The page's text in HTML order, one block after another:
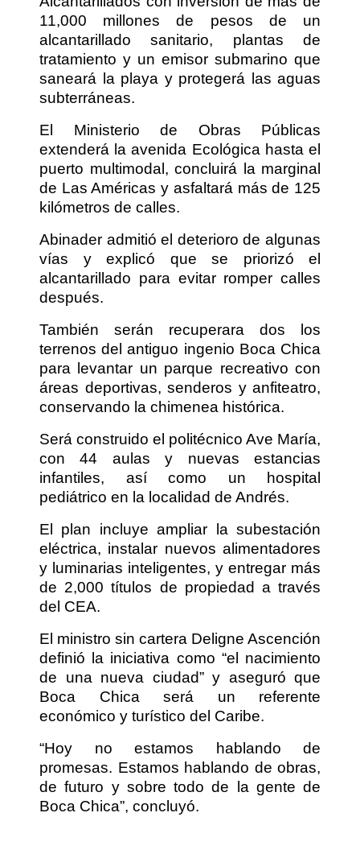
11,000 millones de pesos de un
alcantarillado sanitario, plantas de
tratamiento y un emisor submarino que
saneará la playa y protegerá las aguas
subterráneas.
El Ministerio de Obras Públicas
extenderá la avenida Ecológica hasta el
puerto multimodal, concluirá la marginal
de Las Américas y asfaltará más de 125
kilómetros de calles.
Abinader admitió el deterioro de algunas
vías y explicó que se priorizó el
alcantarillado para evitar romper calles
después.
También serán recuperara dos los
terrenos del antiguo ingenio Boca Chica
para levantar un parque recreativo con
áreas deportivas, senderos y anfiteatro,
conservando la chimenea histórica.
Será construido el politécnico Ave María,
con 44 aulas y nuevas estancias
infantiles, así como un hospital
pediátrico en la localidad de Andrés.
El plan incluye ampliar la subestación
eléctrica, instalar nuevos alimentadores
y luminarias inteligentes, y entregar más
de 2,000 títulos de propiedad a través
del CEA.
El ministro sin cartera Deligne Ascención
definió la iniciativa como “el nacimiento
de una nueva ciudad” y aseguró que
Boca Chica será un referente
económico y turístico del Caribe.
“Hoy no estamos hablando de
promesas. Estamos hablando de obras,
de futuro y sobre todo de la gente de
Boca Chica”, concluyó.